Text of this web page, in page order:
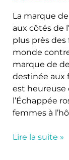
La marque
aux côtés de
plus près des
monde
marque de
destinée aux
est heureuse
l’Échappée
femmes à
Lire la suite »